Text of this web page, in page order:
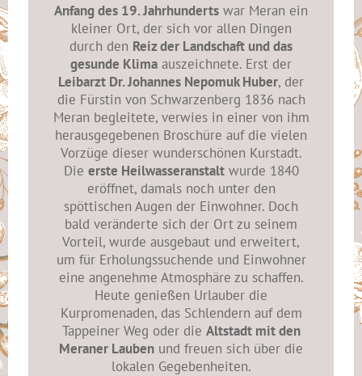
Anfang des 19. Jahrhunderts war Meran ein
kleiner Ort, der sich vor allen Dingen
durch den Reiz der Landschaft und das
gesunde Klima auszeichnete. Erst der
Leibarzt Dr. Johannes Nepomuk Huber, der
die Fürstin von Schwarzenberg 1836 nach
Meran begleitete, verwies in einer von ihm
herausgegebenen Broschüre auf die vielen
Vorzüge dieser wunderschönen Kurstadt.
Die erste Heilwasseranstaltwurde 1840
eröffnet, damals noch unter den
spöttischen Augen der Einwohner. Doch
bald veränderte sich der Ort zu seinem
Vorteil, wurde ausgebaut und erweitert,
um für Erholungssuchende und Einwohner
eine angenehme Atmosphäre zu schaffen.
Heute genießen Urlauber die
Kurpromenaden, das Schlendern auf dem
Tappeiner Weg oder die Altstadt mit den
Meraner Lauben und freuen sich über die
lokalen Gegebenheiten.